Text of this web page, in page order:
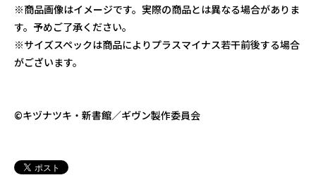
※商品画像はイメージです。実際の商品とは異なる場合がありま
す。予めご了承ください。
※サイズスペックは商品によりプラスマイナス若干前後する場合
がございます。
©キヅナツキ・新書館／ギヴン製作委員会